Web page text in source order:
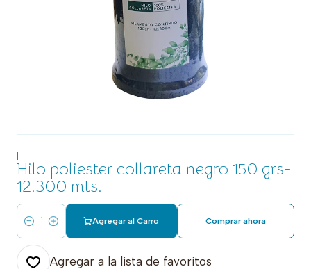
|
Hilo poliester collareta negro 150 grs-
12.300 mts.
Cantidad
Agregar al Carro Comprar ahora
Agregar a la lista de favoritos